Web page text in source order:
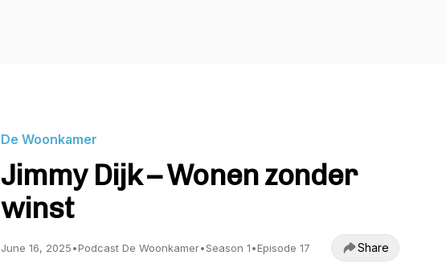
De Woonkamer
Jimmy Dijk – Wonen zonder
winst
June 16, 2025•Podcast De Woonkamer•Season 1•Episode 17 Share